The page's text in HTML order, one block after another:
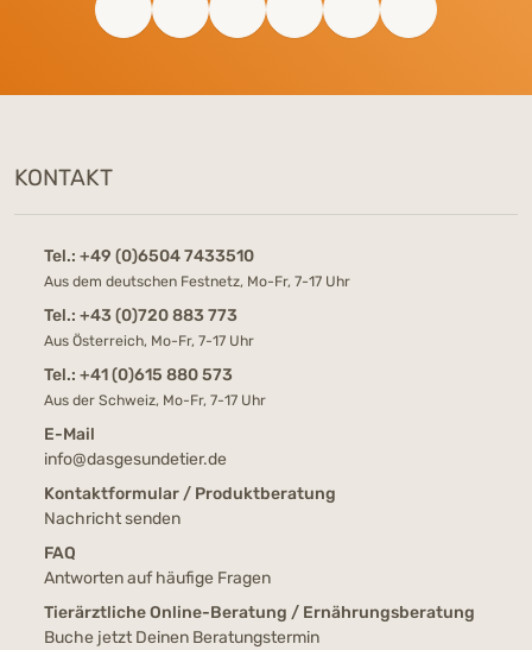
KONTAKT
Tel.: +49 (0)6504 7433510
Aus dem deutschen Festnetz, Mo-Fr, 7-17 Uhr
Tel.: +43 (0)720 883 773
Aus Österreich, Mo-Fr, 7-17 Uhr
Tel.: +41 (0)615 880 573
Aus der Schweiz, Mo-Fr, 7-17 Uhr
E-Mail
info@dasgesundetier.de
Kontaktformular / Produktberatung
Nachricht senden
FAQ
Antworten auf häufige Fragen
Tierärztliche Online-Beratung / Ernährungsberatung
Buche jetzt Deinen Beratungstermin